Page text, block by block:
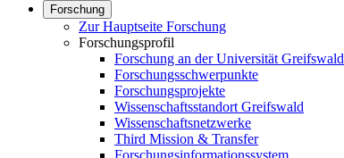
Forschung
Zur Hauptseite Forschung
Forschungsprofil
Forschung an der Universität Greifswald
Forschungsschwerpunkte
Forschungsprojekte
Wissenschaftsstandort Greifswald
Wissenschaftsnetzwerke
Third Mission & Transfer
Forschungsinformationssystem